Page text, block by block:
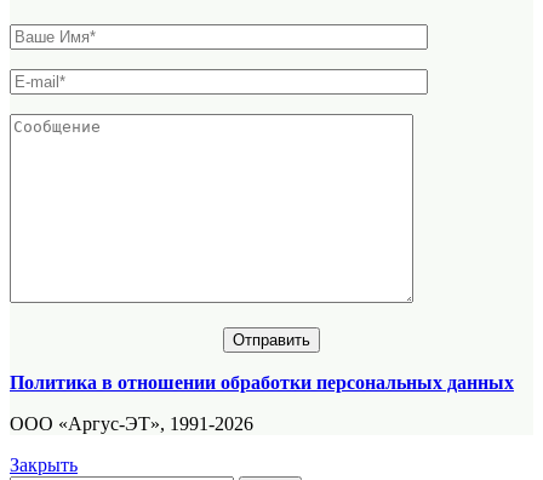
Политика в отношении обработки персональных данных
ООО «Аргус-ЭТ», 1991-2026
Закрыть